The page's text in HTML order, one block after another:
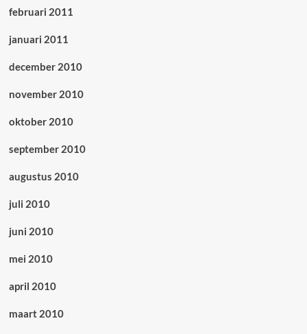
februari 2011
januari 2011
december 2010
november 2010
oktober 2010
september 2010
augustus 2010
juli 2010
juni 2010
mei 2010
april 2010
maart 2010